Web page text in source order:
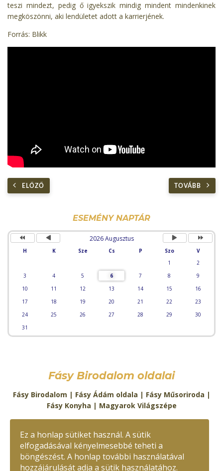
teszi mindezt, pedig ő igyekszik mindig mindent mindenkinek
megköszönni, aki lendületet adott a karrierjének.
Forrás: Blikk
ELŐZŐ TOVÁBB
ESEMÉNY NAPTÁR
2026 Augusztus
H K Sze Cs P Szo
V
1
2
3
4 5 6 7 8
9
10
11 12 13 14 15
16
17
18 19 20 21 22
23
24
25 26 27 28 29
30
31
Fásy Birodalom oldalai
Fásy Birodalom | Fásy Ádám oldala | Fásy Műsoriroda |
Fásy Konyha | Magyarok Világszépe
E-mail:fasy@fasy.huTelefon:+36-30/488-2719
zeneexpressz.hu© Minden jog fenntartva
Ez a honlap sütiket használ. A sütik
elfogadásával kényelmesebbé teheti a
böngészést. A honlap további használatával
hozzájárulását adja a sütik használatához.